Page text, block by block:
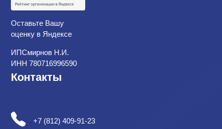
Оставьте Вашу
оценку в Яндексе
ИПСмирнов Н.И.
ИНН 780716996590
Контакты
+7 (812) 409-91-23